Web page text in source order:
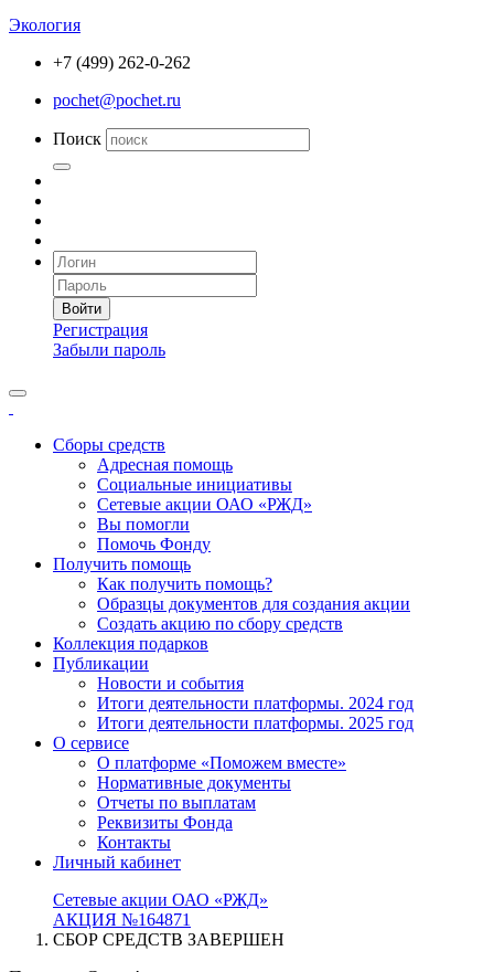
Экология
+7 (499) 262-0-262
pochet@pochet.ru
Поиск
Войти
Регистрация
Забыли пароль
Сборы средств
Адресная помощь
Социальные инициативы
Сетевые акции ОАО «РЖД»
Вы помогли
Помочь Фонду
Получить помощь
Как получить помощь?
Образцы документов для создания акции
Создать акцию по сбору средств
Коллекция подарков
Публикации
Новости и события
Итоги деятельности платформы. 2024 год
Итоги деятельности платформы. 2025 год
О сервисе
О платформе «Поможем вместе»
Нормативные документы
Отчеты по выплатам
Реквизиты Фонда
Контакты
Личный кабинет
Сетевые акции ОАО «РЖД»
АКЦИЯ №164871
СБОР СРЕДСТВ ЗАВЕРШЕН